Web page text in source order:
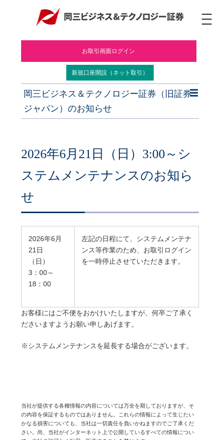
ナ
ビ
2026年6月21日（日）3:00～シ
ステムメンテナンスのお知ら
せ
2026年6月
21日
（日）
3：00～
18：00
左記の日程にて、システムメンテナ
ンス等作業のため、お取引ログイン
を一時停止させていただきます。
お客様にはご不便をおかけいたしますが、何卒ご了承く
ださいますようお願い申しあげます。
※システムメンテナンスを延長する場合がございます。
当社が提供する各種情報の内容については万全を期しておりますが、そ
の内容を保証するものではありません。これらの情報によって生じたい
かなる損害についても、当社は一切責任を負いかねますのでご了承くだ
さい。尚、当社がインターネット上で公開しているすべての情報につい
お取引画面ログイン
新規口座開設（ネット取引）
岡三ビジネス＆テクノロジー証券（旧証券
ジャパン）のお知らせ